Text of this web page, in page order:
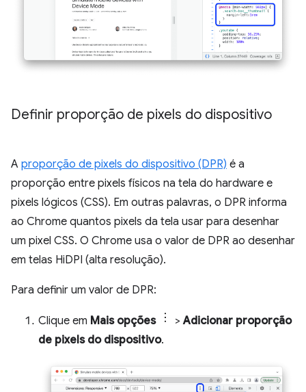
Definir proporção de pixels do dispositivo
A proporção de pixels do dispositivo (DPR) é a
proporção entre pixels físicos na tela do hardware e
pixels lógicos (CSS). Em outras palavras, o DPR informa
ao Chrome quantos pixels da tela usar para desenhar
um pixel CSS. O Chrome usa o valor de DPR ao desenhar
em telas HiDPI (alta resolução).
Para definir um valor de DPR:
Clique em Mais opções >Adicionar proporção
de pixels do dispositivo.